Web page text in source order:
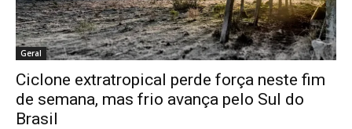
Geral
Ciclone extratropical perde força neste fim
de semana, mas frio avança pelo Sul do
Brasil